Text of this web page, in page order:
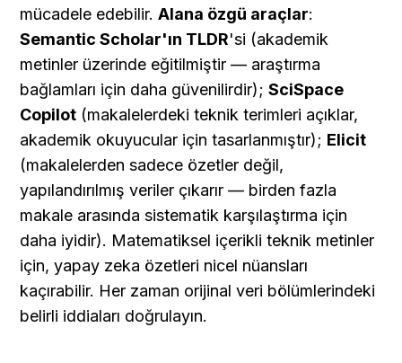
mücadele edebilir. Alana özgü araçlar
Semantic Scholar'ın TLDR'si (akademik
metinler üzerinde eğitilmiştir — araştırma
bağlamları için daha güvenilirdir); SciSpace
Copilot (makalelerdeki teknik terimleri açıklar,
akademik okuyucular için tasarlanmıştır); Elicit
(makalelerden sadece özetler değil,
yapılandırılmış veriler çıkarır — birden fazla
makale arasında sistematik karşılaştırma için
daha iyidir). Matematiksel içerikli teknik metinler
için, yapay zeka özetleri nicel nüansları
kaçırabilir. Her zaman orijinal veri bölümlerindeki
belirli iddiaları doğrulayın.